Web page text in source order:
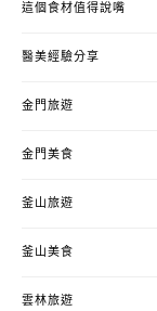
這個食材值得說嘴
醫美經驗分享
金門旅遊
金門美食
釜山旅遊
釜山美食
雲林旅遊